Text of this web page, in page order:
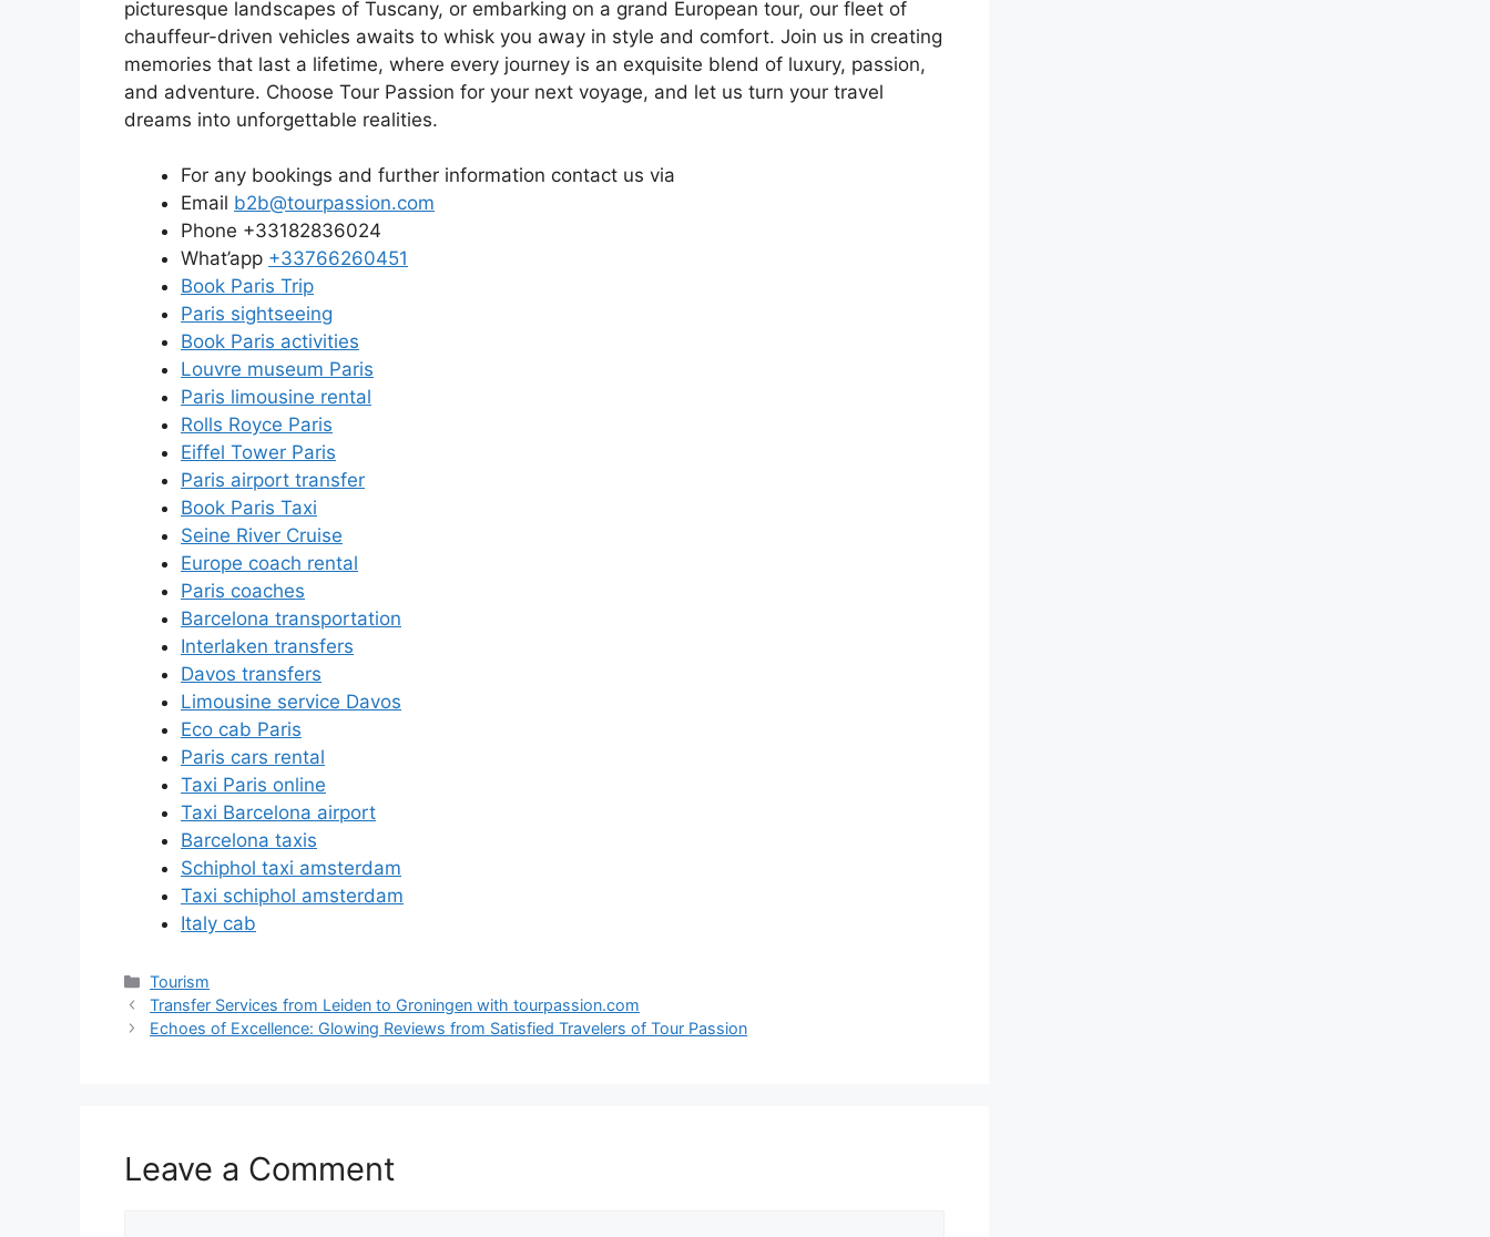
picturesque landscapes of Tuscany, or embarking on a grand European tour, our fleet of
chauffeur-driven vehicles awaits to whisk you away in style and comfort. Join us in creating
memories that last a lifetime, where every journey is an exquisite blend of luxury, passion,
and adventure. Choose Tour Passion for your next voyage, and let us turn your travel
dreams into unforgettable realities.
For any bookings and further information contact us via
Email b2b@tourpassion.com
Phone +33182836024
What’app +33766260451
Book Paris Trip
Paris sightseeing
Book Paris activities
Louvre museum Paris
Paris limousine rental
Rolls Royce Paris
Eiffel Tower Paris
Paris airport transfer
Book Paris Taxi
Seine River Cruise
Europe coach rental
Paris coaches
Barcelona transportation
Interlaken transfers
Davos transfers
Limousine service Davos
Eco cab Paris
Paris cars rental
Taxi Paris online
Taxi Barcelona airport
Barcelona taxis
Schiphol taxi amsterdam
Taxi schiphol amsterdam
Italy cab
Tourism
Transfer Services from Leiden to Groningen with tourpassion.com
Echoes of Excellence: Glowing Reviews from Satisfied Travelers of Tour Passion
Leave a Comment